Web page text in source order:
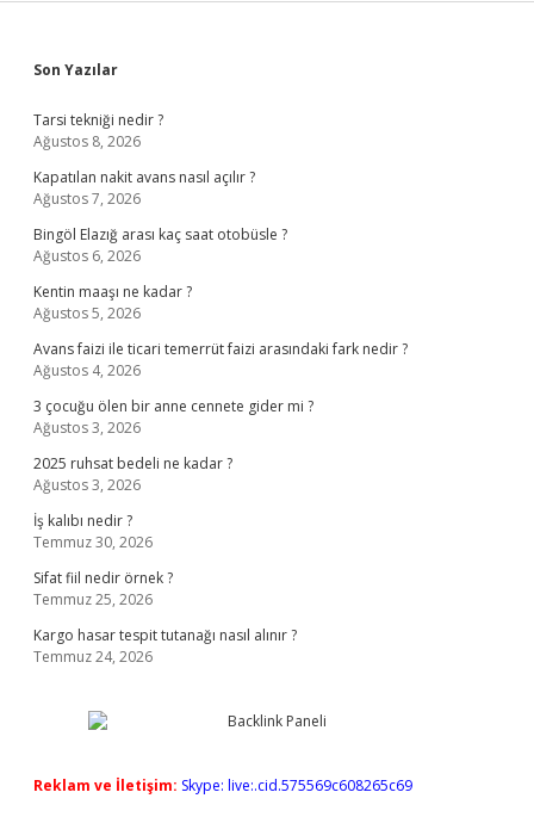
Sidebar
Son Yazılar
Tarsi tekniği nedir ?
Ağustos 8, 2026
Kapatılan nakit avans nasıl açılır ?
Ağustos 7, 2026
Bingöl Elazığ arası kaç saat otobüsle ?
Ağustos 6, 2026
Kentin maaşı ne kadar ?
Ağustos 5, 2026
Avans faizi ile ticari temerrüt faizi arasındaki fark nedir ?
Ağustos 4, 2026
3 çocuğu ölen bir anne cennete gider mi ?
Ağustos 3, 2026
2025 ruhsat bedeli ne kadar ?
Ağustos 3, 2026
İş kalıbı nedir ?
Temmuz 30, 2026
Sifat fiil nedir örnek ?
Temmuz 25, 2026
Kargo hasar tespit tutanağı nasıl alınır ?
Temmuz 24, 2026
Reklam ve İletişim: Skype: live:.cid.575569c608265c69